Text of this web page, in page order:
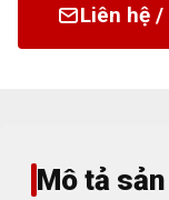
Liên hệ /
Mô tả